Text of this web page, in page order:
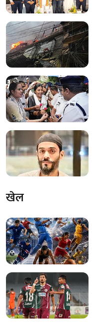
खेल